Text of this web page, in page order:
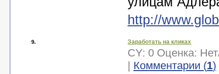
http://
9. Заработать на кликах
CY: 0 Оценка: Нет
| Комментарии (1)